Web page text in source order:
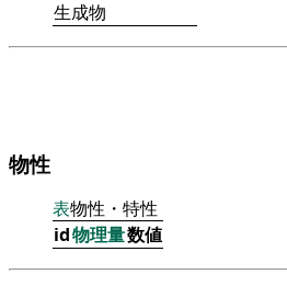
生成物
物性
表物性・特性
id物理量数値